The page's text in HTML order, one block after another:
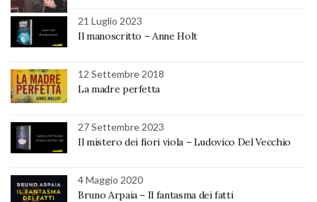
21 Luglio 2023
Il manoscritto – Anne Holt
12 Settembre 2018
La madre perfetta
27 Settembre 2023
Il mistero dei fiori viola – Ludovico Del Vecchio
4 Maggio 2020
Bruno Arpaia – Il fantasma dei fatti